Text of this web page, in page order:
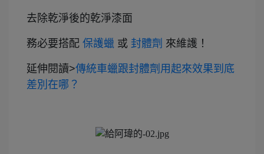
去除乾淨後的乾淨漆面
務必要搭配 保護蠟 或 封體劑 來維護！
延伸閱讀>傳統車蠟跟封體劑用起來效果到底
差別在哪？